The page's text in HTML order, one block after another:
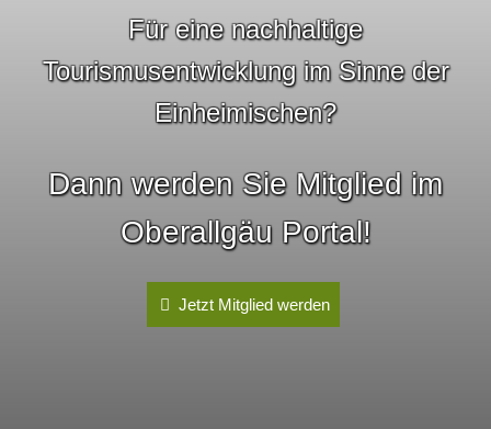
Für eine nachhaltige
Tourismusentwicklung im Sinne der
Einheimischen?
Dann werden Sie Mitglied im
Oberallgäu Portal!
Jetzt Mitglied werden